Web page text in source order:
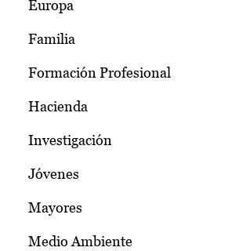
Europa
Familia
Formación Profesional
Hacienda
Investigación
Jóvenes
Mayores
Medio Ambiente